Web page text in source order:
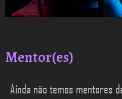
Mentor(es)
Ainda não temos mentores